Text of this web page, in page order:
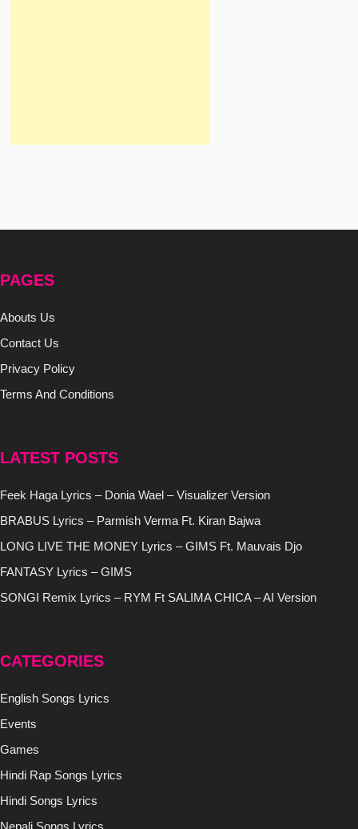
PAGES
Abouts Us
Contact Us
Privacy Policy
Terms And Conditions
LATEST POSTS
Feek Haga Lyrics – Donia Wael – Visualizer Version
BRABUS Lyrics – Parmish Verma Ft. Kiran Bajwa
LONG LIVE THE MONEY Lyrics – GIMS Ft. Mauvais Djo
FANTASY Lyrics – GIMS
SONGI Remix Lyrics – RYM Ft SALIMA CHICA – AI Version
CATEGORIES
English Songs Lyrics
Events
Games
Hindi Rap Songs Lyrics
Hindi Songs Lyrics
Nepali Songs Lyrics